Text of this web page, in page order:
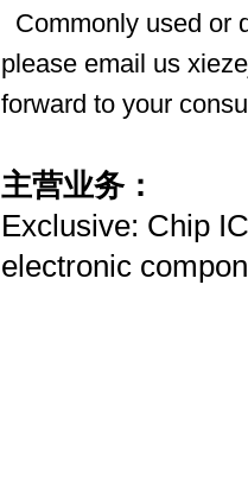
Commonly used or
please email us
forward to your
主营业务：
Exclusive: Chip
electronic